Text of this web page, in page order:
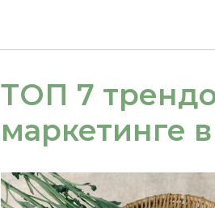
ТОП 7
маркетинге